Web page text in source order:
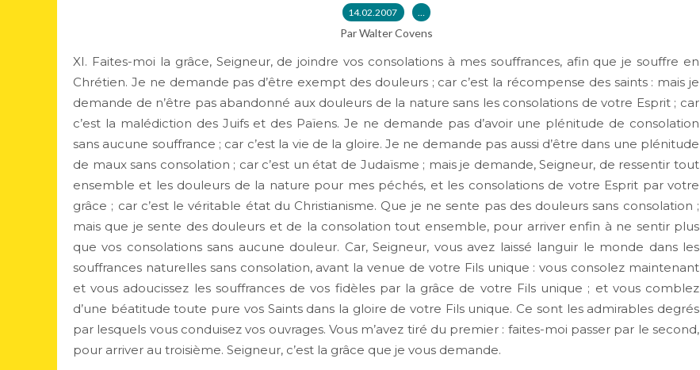
14.02.2007 …
Par Walter Covens
XI. Faites-moi la grâce, Seigneur, de joindre vos consolations à mes souffrances, afin que je souffre en
Chrétien. Je ne demande pas d’être exempt des douleurs ; car c’est la récompense des saints : mais je
demande de n’être pas abandonné aux douleurs de la nature sans les consolations de votre Esprit ; car
c’est la malédiction des Juifs et des Païens. Je ne demande pas d’avoir une plénitude de consolation
sans aucune souffrance ; car c’est la vie de la gloire. Je ne demande pas aussi d’être dans une plénitude
de maux sans consolation ; car c’est un état de Judaïsme ; mais je demande, Seigneur, de ressentir tout
ensemble et les douleurs de la nature pour mes péchés, et les consolations de votre Esprit par votre
grâce ; car c’est le véritable état du Christianisme. Que je ne sente pas des douleurs sans consolation ;
mais que je sente des douleurs et de la consolation tout ensemble, pour arriver enfin à ne sentir plus
que vos consolations sans aucune douleur. Car, Seigneur, vous avez laissé languir le monde dans les
souffrances naturelles sans consolation, avant la venue de votre Fils unique : vous consolez maintenant
et vous adoucissez les souffrances de vos fidèles par la grâce de votre Fils unique ; et vous comblez
d’une béatitude toute pure vos Saints dans la gloire de votre Fils unique. Ce sont les admirables degrés
par lesquels vous conduisez vos ouvrages. Vous m’avez tiré du premier : faites-moi passer par le second,
pour arriver au troisième. Seigneur, c’est la grâce que je vous demande.